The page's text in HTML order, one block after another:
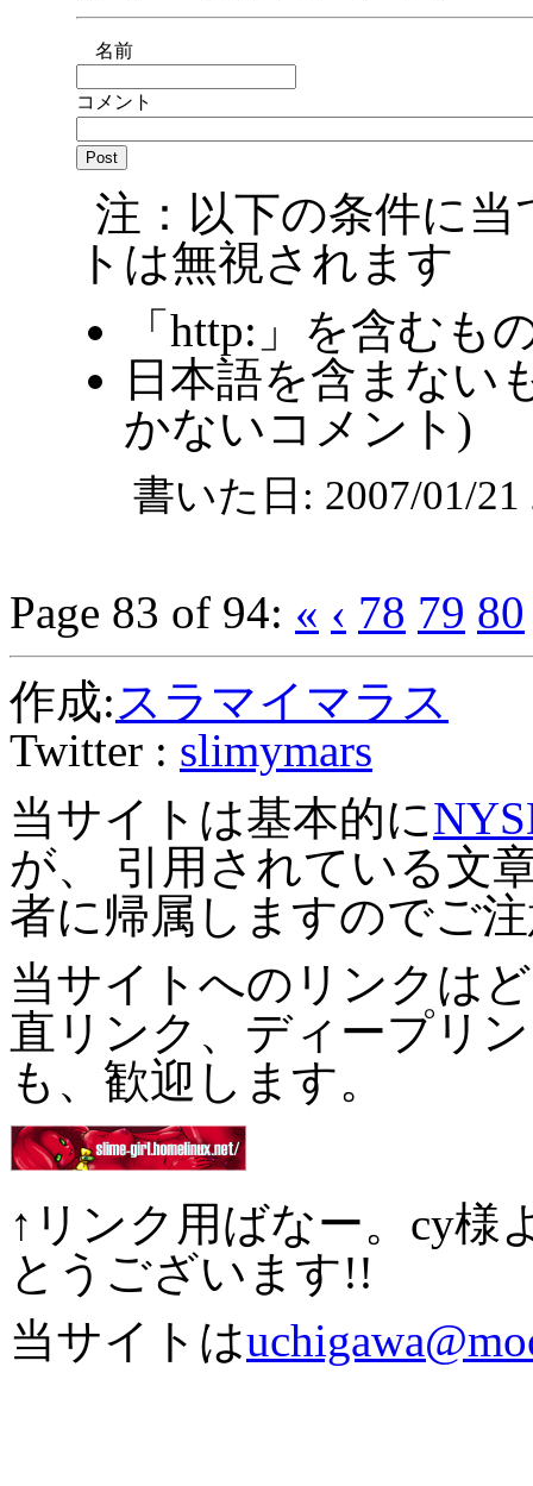
名前
コメント
注：以下の条件に
トは無視されます
「http:」を含むも
日本語を含まない
かないコメント)
書いた日: 2007/01/
Page 83 of 94: « ‹ 78 79 80
作成:スラマイマラス
Twitter : slimymars
当サイトは基本的に
が、 引用されている文
者に帰属しますのでご
当サイトへのリンクは
直リンク、ディープリ
も、歓迎します。
↑リンク用ばなー。cy様
とうございます!!
当サイトは